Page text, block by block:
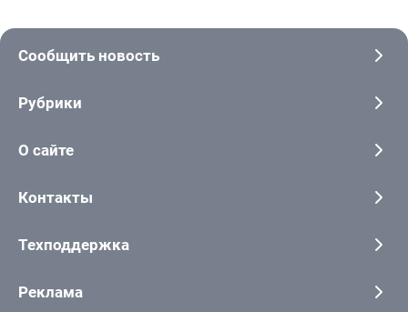
Сообщить новость
Рубрики
О сайте
Контакты
Техподдержка
Реклама